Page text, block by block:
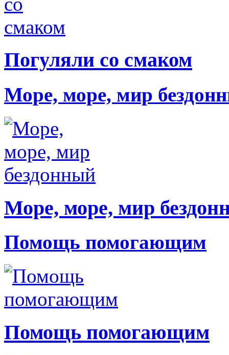
Погуляли со смаком
Море, море, мир
Море, море, мир
Помощь помогающим
Помощь помогающим